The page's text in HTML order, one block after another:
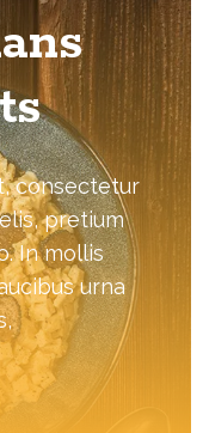
consectetur
pretium
In mollis
urna